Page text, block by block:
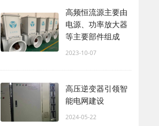
高频恒流源主要由
电源、功率放大器
等主要部件组成
2023-10-07
高压逆变器引领智
能电网建设
2024-05-22